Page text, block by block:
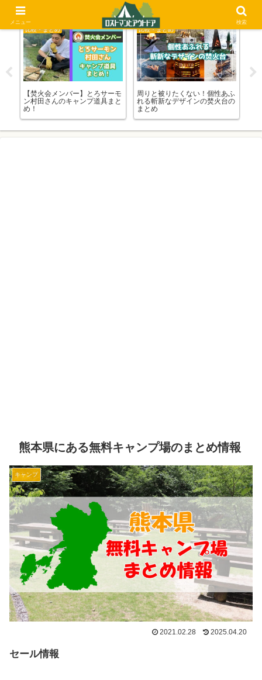
キャンプ関連
キャンプや登山、釣り、ツーリ
ング！「アウトドア系」の漫画
を読もう！
比較・まとめ
防災グッズとして役立つアウト
ドア用品！災害に備える為に用
意しておこう
比
熊本県にある無料キャンプ場のまとめ情報
キャンプ
2021.02.28 2025.04.20
セール情報
メニュー 検索